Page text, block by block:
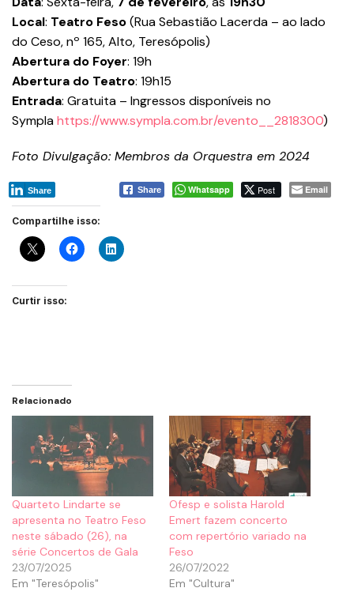
Local: Teatro Feso(Rua Sebastião Lacerda – ao lado
do Ceso, nº 165, Alto, Teresópolis)
Abertura do Foyer: 19h
Abertura do Teatro: 19h15
Entrada: Gratuita – Ingressos disponíveis no
Symplahttps://www.sympla.com.br/evento__2818300)
Foto Divulgação: Membros da Orquestra em 2024
Share Whatsapp Post Email
Share
Compartilhe isso:
Curtir isso:
Relacionado
Quarteto Lindarte se
apresenta no Teatro Feso
neste sábado (26), na
série Concertos de Gala
23/07/2025
Em "Teresópolis"
Ofesp e solista Harold
Emert fazem concerto
com repertório variado na
Feso
26/07/2022
Em "Cultura"